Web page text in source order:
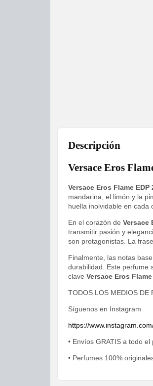
Descripción
Versace Eros
Versace Eros Flame EDP
mandarina, el limón y la
huella inolvidable en cada
En el corazón de Versace
transmitir pasión y
son protagonistas. La
Finalmente, las notas
durabilidad. Este perfume
clave Versace Eros
TODOS LOS MEDIOS DE
Síguenos en Instagram
https://
• Envíos GRATIS a todo el
• Perfumes 100%